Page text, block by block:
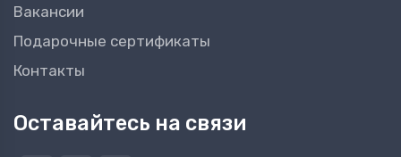
Вакансии
Подарочные сертификаты
Контакты
Оставайтесь на связи